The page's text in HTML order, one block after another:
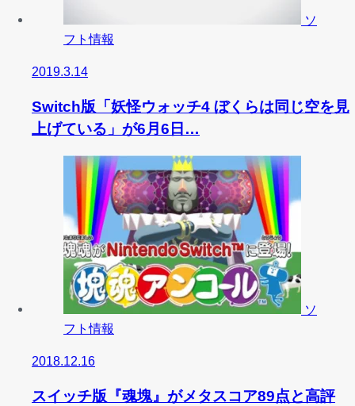
ソ
フト情報
2019.3.14
Switch版「妖怪ウォッチ4 ぼくらは同じ空を見
上げている」が6月6日…
ソ
フト情報
2018.12.16
スイッチ版『魂塊』がメタスコア89点と高評